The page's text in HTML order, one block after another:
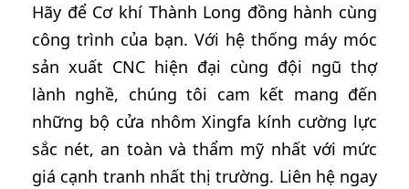
Hãy để Cơ khí Thành Long đồng hành cùng
công trình của bạn. Với hệ thống máy móc
sản xuất CNC hiện đại cùng đội ngũ thợ
lành nghề, chúng tôi cam kết mang đến
những bộ cửa nhôm Xingfa kính cường lực
sắc nét, an toàn và thẩm mỹ nhất với mức
giá cạnh tranh nhất thị trường. Liên hệ ngay